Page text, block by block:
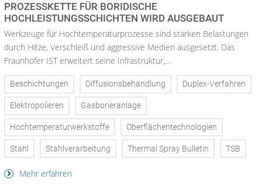
PROZESSKETTE FÜR BORIDISCHE
HOCHLEISTUNGSSCHICHTEN WIRD AUSGEBAUT
Werkzeuge für Hochtemperaturprozesse sind starken Belastungen
durch Hitze, Verschleiß und aggressive Medien ausgesetzt. Das
Fraunhofer IST erweitert seine Infrastruktur,...
Beschichtungen Diffusionsbehandlung Duplex-Verfahren
Elektropolieren Gasborieranlage
Hochtemperaturwerkstoffe Oberflächentechnologien
Stahl Stahlverarbeitung Thermal Spray Bulletin TSB
Mehr erfahren